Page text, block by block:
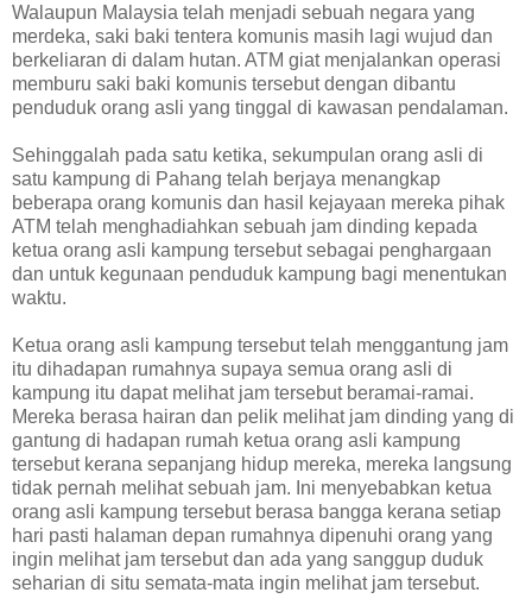
Walaupun Malaysia telah menjadi sebuah negara yang
merdeka, saki baki tentera komunis masih lagi wujud dan
berkeliaran di dalam hutan. ATM giat menjalankan operasi
memburu saki baki komunis tersebut dengan dibantu
penduduk orang asli yang tinggal di kawasan pendalaman.
Sehinggalah pada satu ketika, sekumpulan orang asli di
satu kampung di Pahang telah berjaya menangkap
beberapa orang komunis dan hasil kejayaan mereka pihak
ATM telah menghadiahkan sebuah jam dinding kepada
ketua orang asli kampung tersebut sebagai penghargaan
dan untuk kegunaan penduduk kampung bagi menentukan
waktu.
Ketua orang asli kampung tersebut telah menggantung jam
itu dihadapan rumahnya supaya semua orang asli di
kampung itu dapat melihat jam tersebut beramai-ramai.
Mereka berasa hairan dan pelik melihat jam dinding yang di
gantung di hadapan rumah ketua orang asli kampung
tersebut kerana sepanjang hidup mereka, mereka langsung
tidak pernah melihat sebuah jam. Ini menyebabkan ketua
orang asli kampung tersebut berasa bangga kerana setiap
hari pasti halaman depan rumahnya dipenuhi orang yang
ingin melihat jam tersebut dan ada yang sanggup duduk
seharian di situ semata-mata ingin melihat jam tersebut.